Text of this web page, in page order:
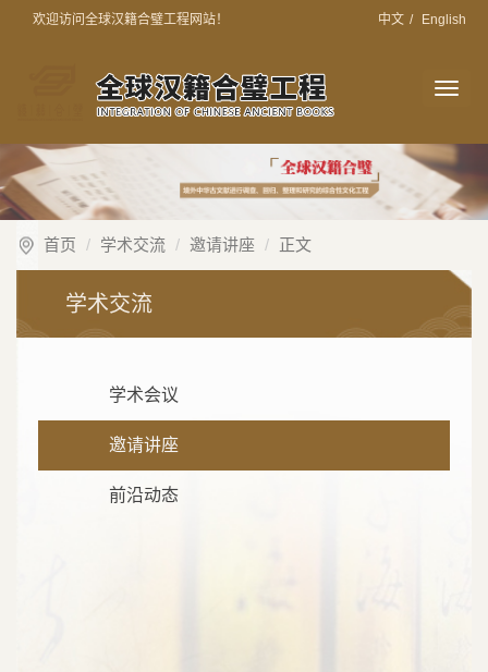
欢迎访问全球汉籍合璧工程网站！ 中文 / English
切
导
航
首页 学术交流 邀请讲座 正文
学术交流
学术会议
邀请讲座
前沿动态